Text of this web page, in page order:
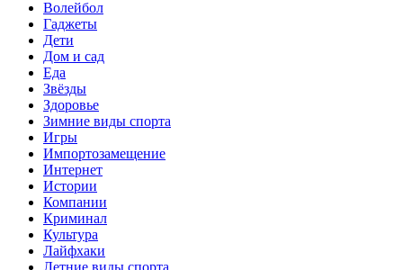
Волейбол
Гаджеты
Дети
Дом и сад
Еда
Звёзды
Здоровье
Зимние виды спорта
Игры
Импортозамещение
Интернет
Истории
Компании
Криминал
Культура
Лайфхаки
Летние виды спорта